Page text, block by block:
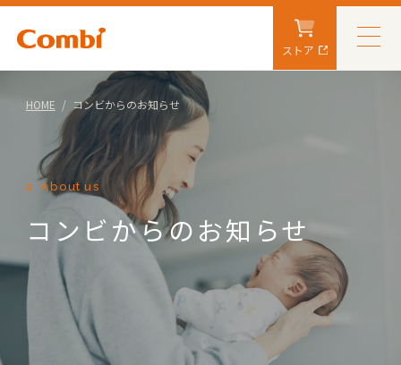
ストア
HOME コンビからのお知らせ
About us
コンビからのお知らせ